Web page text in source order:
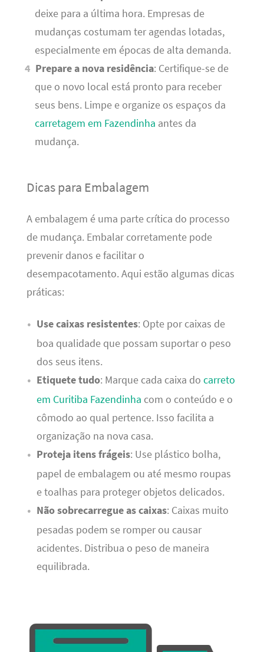
deixe para a última hora. Empresas de
mudanças costumam ter agendas lotadas,
especialmente em épocas de alta demanda.
Prepare a nova residência: Certifique-se de
que o novo local está pronto para receber
seus bens. Limpe e organize os espaços da
carretagem em Fazendinha antes da
mudança.
Dicas para Embalagem
A embalagem é uma parte crítica do processo
de mudança. Embalar corretamente pode
prevenir danos e facilitar o
desempacotamento. Aqui estão algumas dicas
práticas:
Use caixas resistentes: Opte por caixas de
boa qualidade que possam suportar o peso
dos seus itens.
Etiquete tudo: Marque cada caixa do carreto
em Curitiba Fazendinha com o conteúdo e o
cômodo ao qual pertence. Isso facilita a
organização na nova casa.
Proteja itens frágeis: Use plástico bolha,
papel de embalagem ou até mesmo roupas
e toalhas para proteger objetos delicados.
Não sobrecarregue as caixas: Caixas muito
pesadas podem se romper ou causar
acidentes. Distribua o peso de maneira
equilibrada.